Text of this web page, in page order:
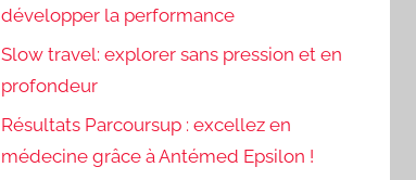
développer la performance
Slow travel: explorer sans pression et en
profondeur
Résultats Parcoursup : excellez en
médecine grâce à Antémed Epsilon !